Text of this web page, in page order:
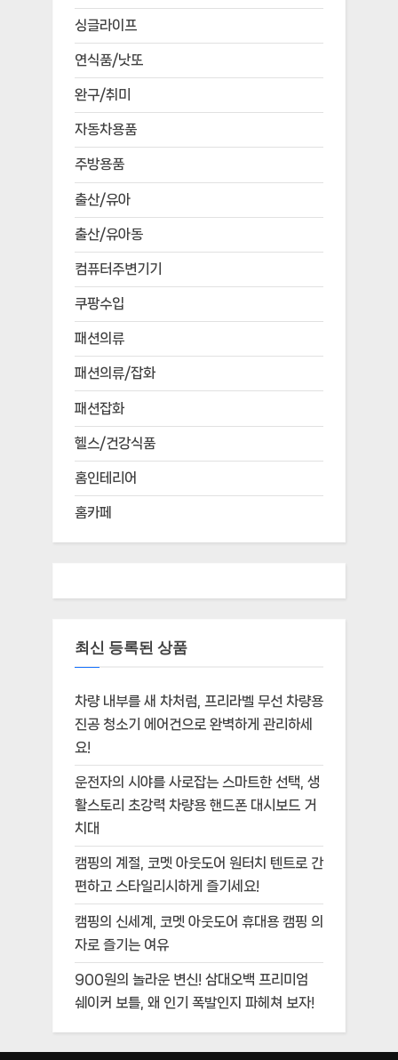
싱글라이프
연식품/낫또
완구/취미
자동차용품
주방용품
출산/유아
출산/유아동
컴퓨터주변기기
쿠팡수입
패션의류
패션의류/잡화
패션잡화
헬스/건강식품
홈인테리어
홈카페
최신 등록된 상품
차량 내부를 새 차처럼, 프리라벨 무선 차량용
진공 청소기 에어건으로 완벽하게 관리하세
요!
운전자의 시야를 사로잡는 스마트한 선택, 생
활스토리 초강력 차량용 핸드폰 대시보드 거
치대
캠핑의 계절, 코멧 아웃도어 원터치 텐트로 간
편하고 스타일리시하게 즐기세요!
캠핑의 신세계, 코멧 아웃도어 휴대용 캠핑 의
자로 즐기는 여유
900원의 놀라운 변신! 삼대오백 프리미엄
쉐이커 보틀, 왜 인기 폭발인지 파헤쳐 보자!